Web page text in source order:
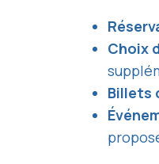
Choix
Billets